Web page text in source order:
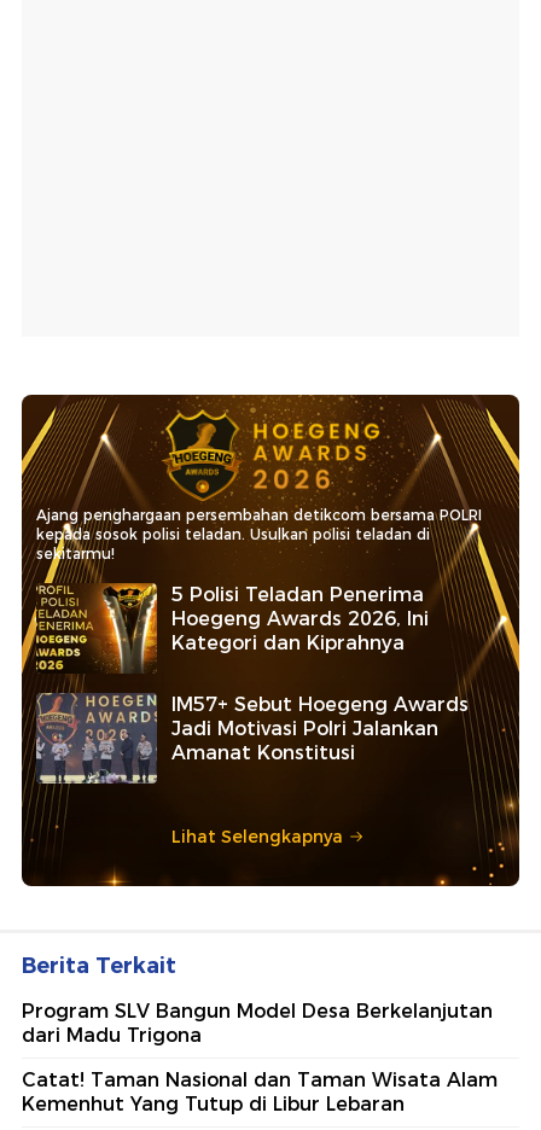
Ajang penghargaan persembahan detikcom bersama POLRI
kepada sosok polisi teladan. Usulkan polisi teladan di
sekitarmu!
5 Polisi Teladan Penerima
Hoegeng Awards 2026, Ini
Kategori dan Kiprahnya
IM57+ Sebut Hoegeng Awards
Jadi Motivasi Polri Jalankan
Amanat Konstitusi
Lihat Selengkapnya
Berita Terkait
Program SLV Bangun Model Desa Berkelanjutan
dari Madu Trigona
Catat! Taman Nasional dan Taman Wisata Alam
Kemenhut Yang Tutup di Libur Lebaran